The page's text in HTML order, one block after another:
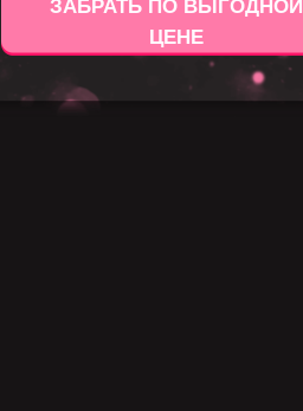
ЗАБРАТЬ ПО ВЫГОДНОЙ
ЦЕНЕ